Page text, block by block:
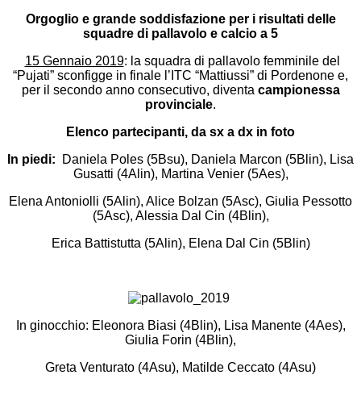
Orgoglio e grande soddisfazione per i risultati delle
squadre di pallavolo e calcio a 5
15 Gennaio 2019: la squadra di pallavolo femminile del
“Pujati” sconfigge in finale l’ITC “Mattiussi” di Pordenone e,
per il secondo anno consecutivo, diventa campionessa
provinciale.
Elenco partecipanti, da sx a dx in foto
In piedi: Daniela Poles (5Bsu), Daniela Marcon (5Blin), Lisa
Gusatti (4Alin), Martina Venier (5Aes),
Elena Antoniolli (5Alin), Alice Bolzan (5Asc), Giulia Pessotto
(5Asc), Alessia Dal Cin (4Blin),
Erica Battistutta (5Alin), Elena Dal Cin (5Blin)
In ginocchio: Eleonora Biasi (4Blin), Lisa Manente (4Aes),
Giulia Forin (4Blin),
Greta Venturato (4Asu), Matilde Ceccato (4Asu)